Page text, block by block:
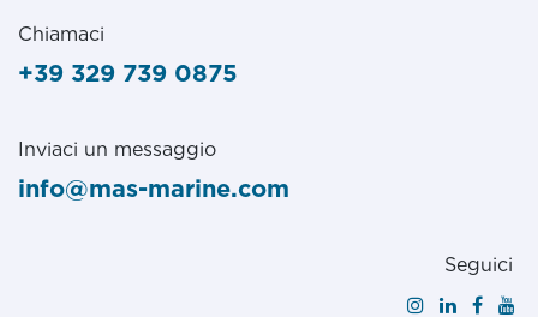
Chiamaci
+39 329 739 0875
Inviaci un messaggio
info@mas-marine.com
Seguici